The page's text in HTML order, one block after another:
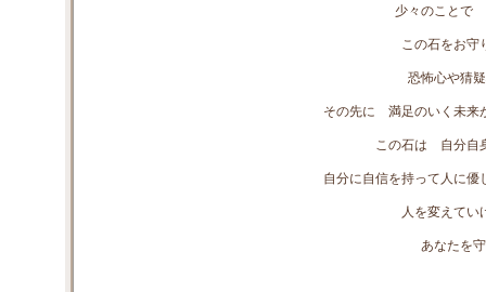
少々のことで
この石をお
恐怖心や猜
その先に 満足のいく未来
この石は 自分自
自分に自信を持って人に
人を変えてい
あなたを